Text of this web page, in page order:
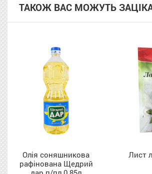
ТАКОЖ ВАС МОЖУТЬ
Щедрий
Лист лавр Приправка